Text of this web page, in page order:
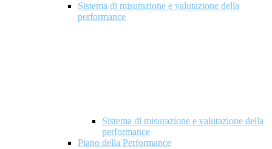
Sistema di misurazione e valutazione della
performance
Sistema di misurazione e valutazione della
performance
Piano della Performance